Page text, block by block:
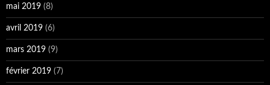
mai 2019 (8)
avril 2019 (6)
mars 2019 (9)
février 2019 (7)